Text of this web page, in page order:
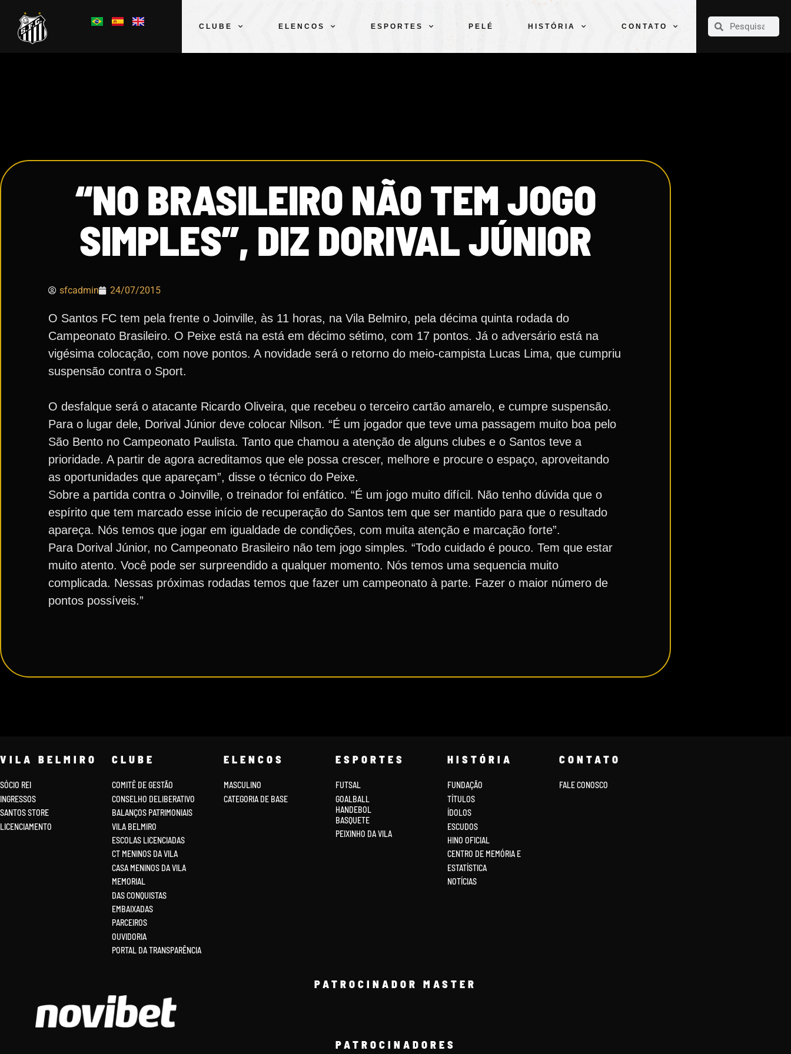
CLUBE ELENCOS ESPORTES PELÉ HISTÓRIA CONTATO
CLUBE
“NO BRASILEIRO NÃO TEM JOGO
SIMPLES”, DIZ DORIVAL JÚNIOR
sfcadmin 24/07/2015
O Santos FC tem pela frente o Joinville, às 11 horas, na Vila Belmiro, pela décima quinta rodada do
Campeonato Brasileiro. O Peixe está na está em décimo sétimo, com 17 pontos. Já o adversário está na
vigésima colocação, com nove pontos. A novidade será o retorno do meio-campista Lucas Lima, que cumpriu
suspensão contra o Sport.
O desfalque será o atacante Ricardo Oliveira, que recebeu o terceiro cartão amarelo, e cumpre suspensão.
Para o lugar dele, Dorival Júnior deve colocar Nilson. “É um jogador que teve uma passagem muito boa pelo
São Bento no Campeonato Paulista. Tanto que chamou a atenção de alguns clubes e o Santos teve a
prioridade. A partir de agora acreditamos que ele possa crescer, melhore e procure o espaço, aproveitando
as oportunidades que apareçam”, disse o técnico do Peixe.
Sobre a partida contra o Joinville, o treinador foi enfático. “É um jogo muito difícil. Não tenho dúvida que o
espírito que tem marcado esse início de recuperação do Santos tem que ser mantido para que o resultado
apareça. Nós temos que jogar em igualdade de condições, com muita atenção e marcação forte”.
Para Dorival Júnior, no Campeonato Brasileiro não tem jogo simples. “Todo cuidado é pouco. Tem que estar
muito atento. Você pode ser surpreendido a qualquer momento. Nós temos uma sequencia muito
complicada. Nessas próximas rodadas temos que fazer um campeonato à parte. Fazer o maior número de
pontos possíveis.”
VILA BELMIRO
SÓCIO REI
INGRESSOS
SANTOS STORE
LICENCIAMENTO
CLUBE
COMITÊ DE GESTÃO
CONSELHO DELIBERATIVO
BALANÇOS PATRIMONIAIS
VILA BELMIRO
ESCOLAS LICENCIADAS
CT MENINOS DA VILA
CASA MENINOS DA VILA
MEMORIAL
DAS CONQUISTAS
EMBAIXADAS
PARCEIROS
OUVIDORIA
PORTAL DA TRANSPARÊNCIA
ELENCOS
MASCULINO
CATEGORIA DE BASE
ESPORTES
FUTSAL
GOALBALL
HANDEBOL
BASQUETE
PEIXINHO DA VILA
HISTÓRIA
FUNDAÇÃO
TÍTULOS
ÍDOLOS
ESCUDOS
HINO OFICIAL
CENTRO DE MEMÓRIA E
ESTATÍSTICA
NOTÍCIAS
CONTATO
FALE CONOSCO
PATROCINADOR MASTER
PATROCINADORES